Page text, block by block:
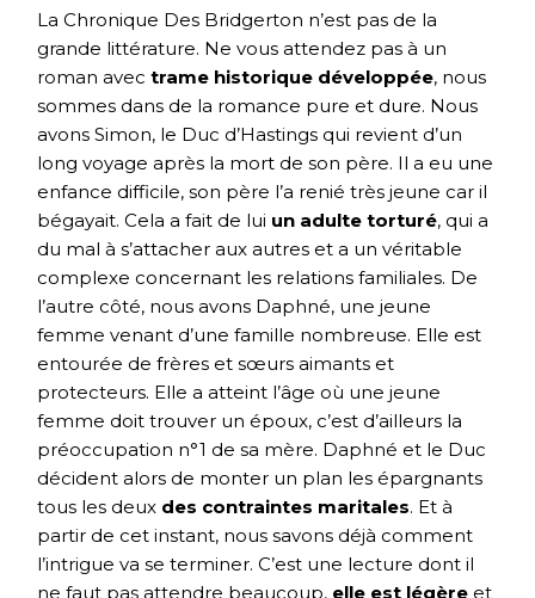
La Chronique Des Bridgerton n’est pas de la
grande littérature. Ne vous attendez pas à un
roman avectrame historique développée, nous
sommes dans de la romance pure et dure. Nous
avons Simon, le Duc d’Hastings qui revient d’un
long voyage après la mort de son père. Il a eu une
enfance difficile, son père l’a renié très jeune car il
bégayait. Cela a fait de lui un adulte torturé, qui a
du mal à s’attacher aux autres et a un véritable
complexe concernant les relations familiales. De
l’autre côté, nous avons Daphné, une jeune
femme venant d’une famille nombreuse. Elle est
entourée de frères et sœurs aimants et
protecteurs. Elle a atteint l’âge où une jeune
femme doit trouver un époux, c’est d’ailleurs la
préoccupation n°1 de sa mère. Daphné et le Duc
décident alors de monter un plan les épargnants
tous les deux des contraintes maritales. Et à
partir de cet instant, nous savons déjà comment
l’intrigue va se terminer. C’est une lecture dont il
ne faut pas attendre beaucoup, elle est légère et